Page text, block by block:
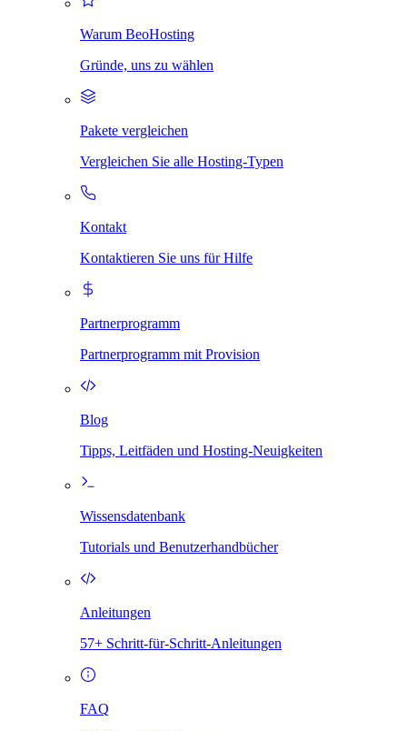
Warum BeoHosting
Gründe, uns zu wählen
Pakete vergleichen
Vergleichen Sie alle Hosting-Typen
Kontakt
Kontaktieren Sie uns für Hilfe
Partnerprogramm
Partnerprogramm mit Provision
Blog
Tipps, Leitfäden und Hosting-Neuigkeiten
Wissensdatenbank
Tutorials und Benutzerhandbücher
Anleitungen
57+ Schritt-für-Schritt-Anleitungen
FAQ